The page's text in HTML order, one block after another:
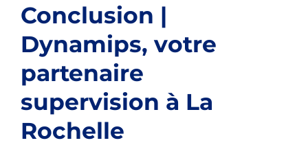
Conclusion |
Dynamips, votre
partenaire
supervision à La
Rochelle